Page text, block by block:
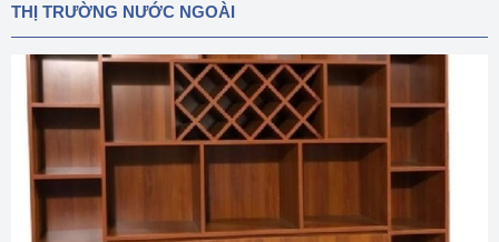
THỊ TRƯỜNG NƯỚC NGOÀI